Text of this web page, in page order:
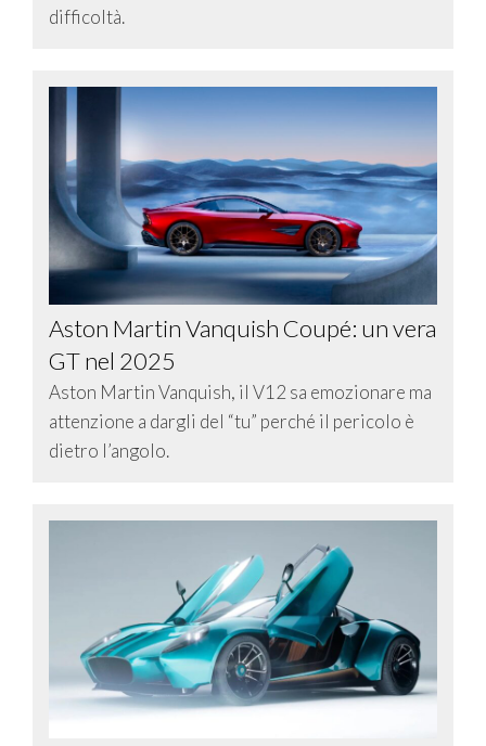
difficoltà.
Aston Martin Vanquish Coupé: un vera
GT nel 2025
Aston Martin Vanquish, il V12 sa emozionare ma
attenzione a dargli del “tu” perché il pericolo è
dietro l’angolo.